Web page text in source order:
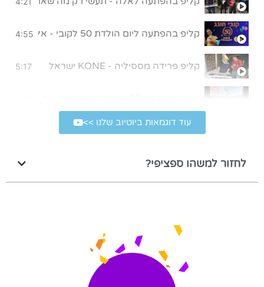
קליפ בהפתעה ליום הולדת 50 לקובי - אללה בית"ר! 4:55
קליפ פרידה מססיליה - KONE ישראל 5:17
קליפ במתנה ליום הולדת 80 של סבא
קליפ בהפתעה לבר מצווה 5:43
קליפ חתונה בהפתעה
קליפ יום הולדת 50 לאמא המלכה שלנו
עוד דוגמאות ביוטיוב שלנו >>
לחזור למשהו ספציפי?